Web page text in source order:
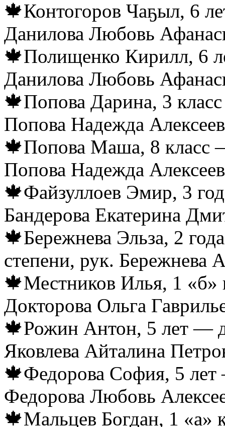
🍁Контогоров Чаҕыл, 6
Данилова Любовь
🍁Полищенко Кирилл, 6
Данилова Любовь
🍁Попова Дарина, 3
Попова Надежда
🍁Попова Маша, 8 класс
Попова Надежда
🍁Файзуллоев Эмир, 3
Бандерова Екатерина
🍁Бережнева Эльза, 2
степени, рук. Бережнева
🍁Местников Илья, 1 «б»
Докторова Ольга
🍁Рожин Антон, 5 лет —
Яковлева Айталина
🍁Федорова София, 5
Федорова Любовь
🍁Мальцев Богдан, 1 «а»